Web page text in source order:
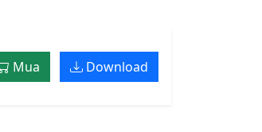
Mua Download